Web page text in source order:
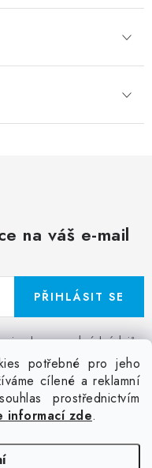
potřebné pro jeho
cílené a reklamní
prostřednictvím
informací zde.
na váš e-mail
ochrany osobních údajů
PŘIHLÁSIT SE
Poptávka potisku textilu
Obchodní podmínky